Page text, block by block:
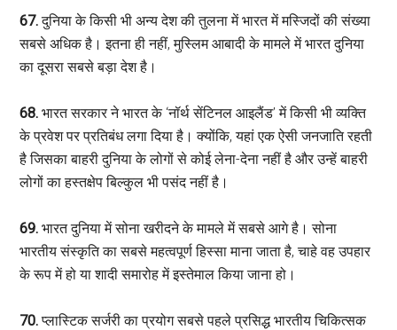
67.दुनिया के किसी भी अन्य देश की तुलना में भारत में मस्जिदों की संख्या
सबसे अधिक है। इतना ही नहीं, मुस्लिम आबादी के मामले में भारत दुनिया
का दूसरा सबसे बड़ा देश है।
68.भारत सरकार ने भारत के ‘नॉर्थ सेंटिनल आइलैंड’ में किसी भी व्यक्ति
के प्रवेश पर प्रतिबंध लगा दिया है। क्योंकि, यहां एक ऐसी जनजाति रहती
है जिसका बाहरी दुनिया के लोगों से कोई लेना-देना नहीं है और उन्हें बाहरी
लोगों का हस्तक्षेप बिल्कुल भी पसंद नहीं है।
69.भारत दुनिया में सोना खरीदने के मामले में सबसे आगे है। सोना
भारतीय संस्कृति का सबसे महत्वपूर्ण हिस्सा माना जाता है, चाहे वह उपहार
के रूप में हो या शादी समारोह में इस्तेमाल किया जाना हो।
70.प्लास्टिक सर्जरी का प्रयोग सबसे पहले प्रसिद्ध भारतीय चिकित्सक